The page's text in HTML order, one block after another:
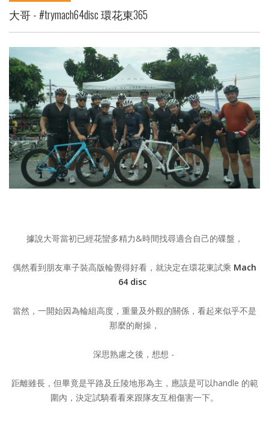
大哥 - #trymach64disc 環花東365
據說大哥當初已經花蠻多精力&時間找尋適合自己的碟盤，
偶然看到朋友車子裝高版輪覺得好看，就決定在環花東試乘 Mach
64 disc
當然，一開始因為輪組高度，重量及外觀的關係，看起來似乎不是
那麼的耐操，
深思熟慮之後，想想 -
距離雖長，但畢竟是平路及丘陵地形為主，應該是可以handle 的範
圍內，決定試騎看看來跟隊友互相傷害一下。